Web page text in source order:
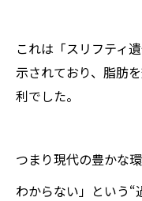
これは「スリフティ
示されており、脂肪
利でした。
つまり現代の豊かな
わからない」という“